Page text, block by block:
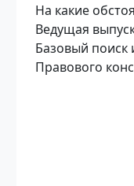
На какие
Ведущая
Базовый поиск
Правового